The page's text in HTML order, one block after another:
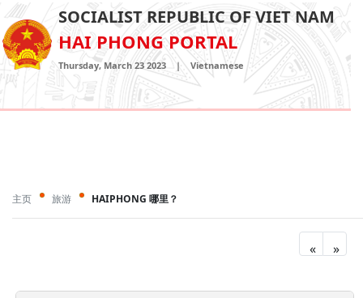
SOCIALIST REPUBLIC OF VIET NAM
HAI PHONG PORTAL
Thursday, March 23 2023 | Vietnamese
主页 旅游 HAIPHONG 哪里？
« »